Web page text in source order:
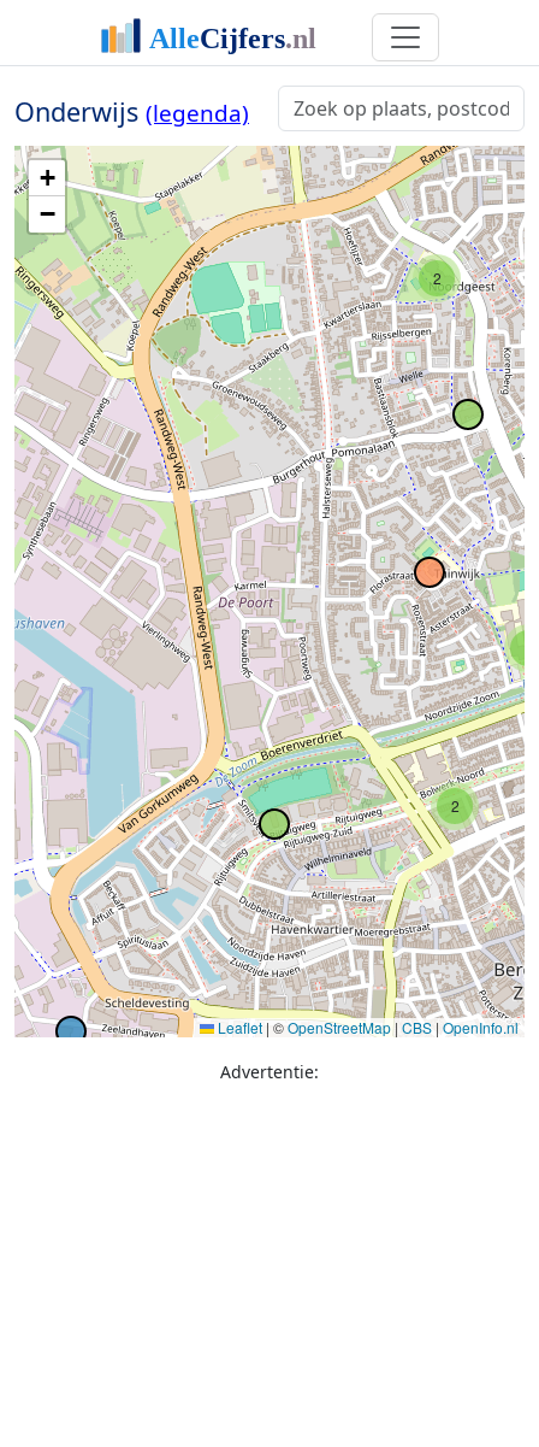
Onderwijs (legenda)
2
2
+
−
Leaflet|©OpenStreetMap | CBS | OpenInfo.nl
Advertentie: